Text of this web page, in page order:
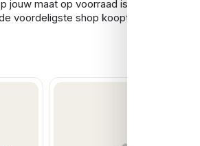
jouw maat op voorraad is, zodat je je
voordeligste shop koopt.